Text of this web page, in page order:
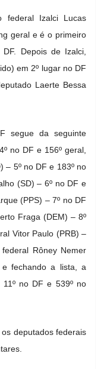
federal Izalci Lucas
geral e é o primeiro
Depois de Izalci,
em 2º lugar no DF
Laerte Bessa
segue da seguinte
no DF e 156º geral,
– 5º no DF e 183º no
(SD) – 6º no DF e
(PPS) – 7º no DF
Fraga (DEM) – 8º
Vitor Paulo (PRB) –
Rôney Nemer
fechando a lista, a
no DF e 539º no
deputados federais